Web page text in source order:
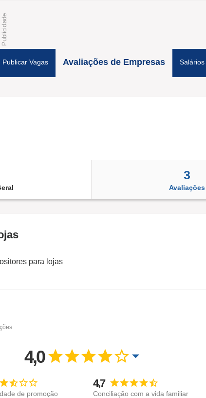
Publicar Vagas Avaliações de Empresas Salários
3
Avaliações
para lojas
4,0
de promoção
4,7
Conciliação com a vida familiar